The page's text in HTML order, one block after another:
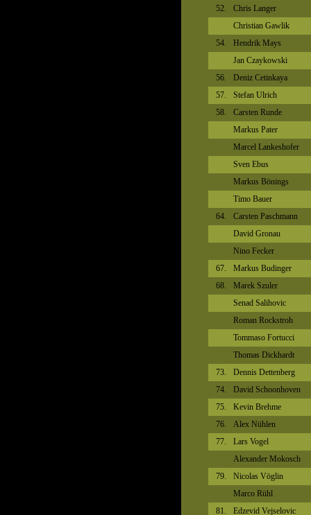
52.
Chris Langer
Christian Gawlik
54.
Hendrik Mays
Jan Czaykowski
56.
Deniz Cetinkaya
57.
Stefan Ulrich
58.
Carsten Runde
Markus Pater
Marcel Lankeshofer
Sven Ebus
Markus Bönings
Timo Bauer
64.
Carsten Paschmann
David Gronau
Nino Fecker
67.
Markus Budinger
68.
Marek Szuler
Senad Salihovic
Roman Rockstroh
Tommaso Fortucci
Thomas Dickhardt
73.
Dennis Dettenberg
74.
David Schoonhoven
75.
Kevin Brehme
76.
Alex Nühlen
77.
Lars Vogel
Alexander Mokosch
79.
Nicolas Vöglin
Marco Rühl
81.
Edzevid Vejselovic